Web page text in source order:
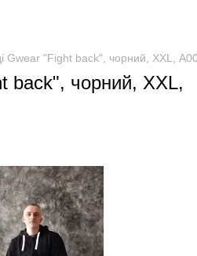
Gwear "Fight back", чорний, XXL,
back", чорний, XXL,